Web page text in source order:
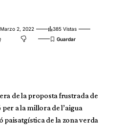
2, 2022
385 Vistas
de la proposta frustrada de
a la millora de l’aigua
paisatgística de la zona verda